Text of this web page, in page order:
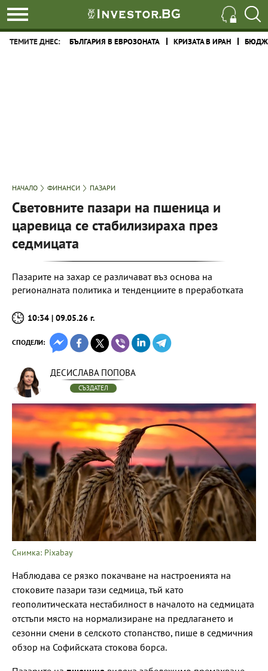
ТЕМИТЕ ДНЕС: БЪЛГАРИЯ В ЕВРОЗОНАТА КРИЗАТА В ИРАН
НАЧАЛО ФИНАНСИ ПАЗАРИ
Световните пазари на пшеница и
царевица се стабилизираха през
седмицата
Пазарите на захар се различават въз основа на
регионалната политика и тенденциите в преработката
10:34 | 09.05.26 г.
СПОДЕЛИ:
ДЕСИСЛАВА ПОПОВА
СЪЗДАТЕЛ
Снимка: Pixabay
Наблюдава се рязко покачване на настроенията на
стоковите пазари тази седмица, тъй като
геополитическата нестабилност в началото на седмицата
отстъпи място на нормализиране на предлагането и
сезонни смени в селското стопанство, пише в седмичния
обзор на Софийската стокова борса.